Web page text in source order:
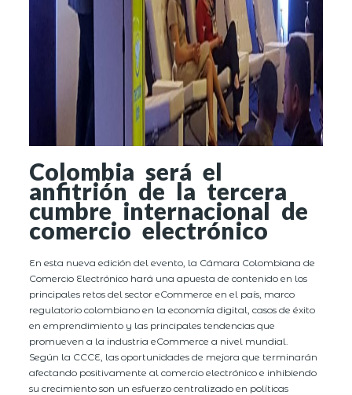
Colombia será el
anfitrión de la tercera
cumbre internacional de
comercio electrónico
En esta nueva edición del evento, la Cámara Colombiana de
Comercio Electrónico hará una apuesta de contenido en los
principales retos del sector eCommerce en el país, marco
regulatorio colombiano en la economía digital, casos de éxito
en emprendimiento y las principales tendencias que
promueven a la industria eCommerce a nivel mundial.
Según la CCCE, las oportunidades de mejora que terminarán
afectando positivamente al comercio electrónico e inhibiendo
su crecimiento son un esfuerzo centralizado en políticas